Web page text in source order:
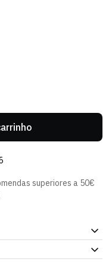
superiores a 50€
ou para uso diário.